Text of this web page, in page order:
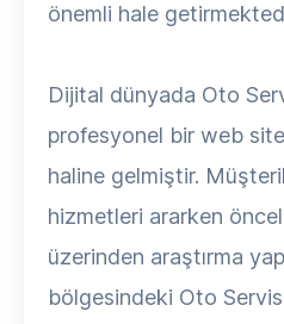
önemli hale
Dijital dünyada Oto
profesyonel bir web
haline gelmiştir.
hizmetleri ararken
üzerinden araştırma
bölgesindeki Oto